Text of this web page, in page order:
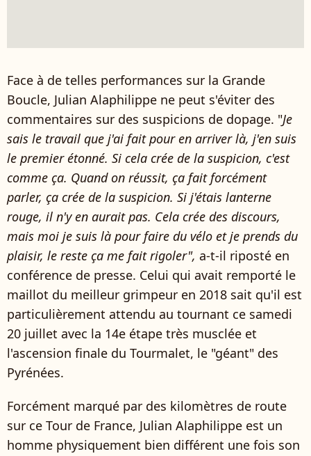
Face à de telles performances sur la Grande
Boucle, Julian Alaphilippe ne peut s'éviter des
commentaires sur des suspicions de dopage. "Je
sais le travail que j'ai fait pour en arriver là, j'en suis
le premier étonné. Si cela crée de la suspicion, c'est
comme ça. Quand on réussit, ça fait forcément
parler, ça crée de la suspicion. Si j'étais lanterne
rouge, il n'y en aurait pas. Cela crée des discours,
mais moi je suis là pour faire du vélo et je prends du
plaisir, le reste ça me fait rigoler", a-t-il riposté en
conférence de presse. Celui qui avait remporté le
maillot du meilleur grimpeur en 2018 sait qu'il est
particulièrement attendu au tournant ce samedi
20 juillet avec la 14e étape très musclée et
l'ascension finale du Tourmalet, le "géant" des
Pyrénées.
Forcément marqué par des kilomètres de route
sur ce Tour de France, Julian Alaphilippe est un
homme physiquement bien différent une fois son